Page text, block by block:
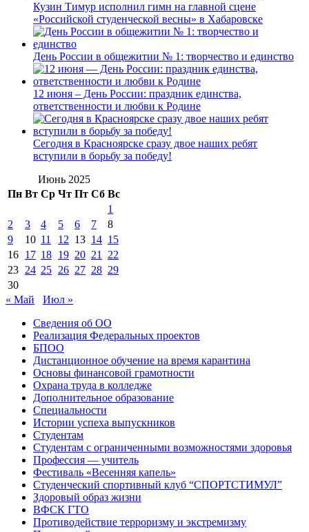
Кузин Тимур исполнил гимн на главной сцене
«Российской студенческой весны» в Хабаровске
День России в общежитии № 1: творчество и единство
12 июня – День России: праздник единства,
ответственности и любви к Родине
Сегодня в Красноярске сразу двое наших ребят
вступили в борьбу за победу!
Июнь 2025
Пн Вт Ср Чт Пт Сб Вс
1
2
3 4 5 6 7
8
9
10 11 12 13 14 15
16 17 18 19 20 21
22
23 24 25 26 27 28 29
30
« Май
Июл »
Сведения об ОО
Реализация Федеральных проектов
БПОО
Дистанционное обучение на время карантина
Основы финансовой грамотности
Охрана труда в колледже
Дополнительное образование
Специальности
Истории успеха выпускников
Студентам
Студентам с ограниченными возможностями здоровья
Профессия — учитель
Фестиваль «Весенняя капель»
Студенческий спортивный клуб “СПОРТСТИМУЛ”
Здоровый образ жизни
ВФСК ГТО
Противодействие терроризму и экстремизму